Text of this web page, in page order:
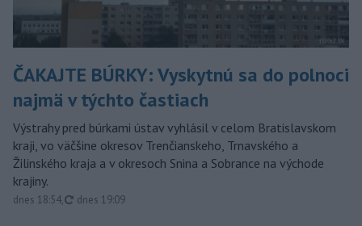
ČAKAJTE BÚRKY: Vyskytnú sa do polnoci
najmä v týchto častiach
Výstrahy pred búrkami ústav vyhlásil v celom Bratislavskom
kraji, vo väčšine okresov Trenčianskeho, Trnavského a
Žilinského kraja a v okresoch Snina a Sobrance na východe
krajiny.
dnes 18:54, aktualizované
dnes 19:09